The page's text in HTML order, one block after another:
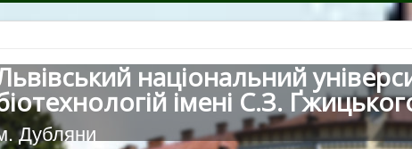
національний
імені С.З.
Дубляни